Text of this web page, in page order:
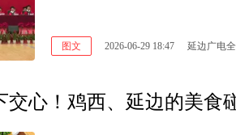
图文 2026-06-29 18:47 延边广电
交心！鸡西、延边的美食